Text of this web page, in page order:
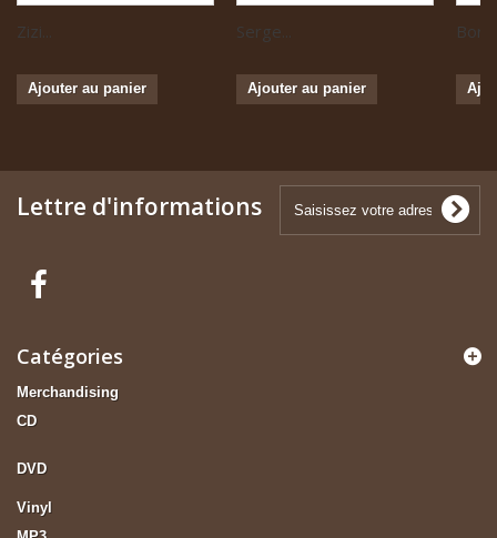
Zizi...
Ajouter au panier
Serge...
Ajouter au panier
Lettre d'informations
Catégories
Merchandising
CD
DVD
Vinyl